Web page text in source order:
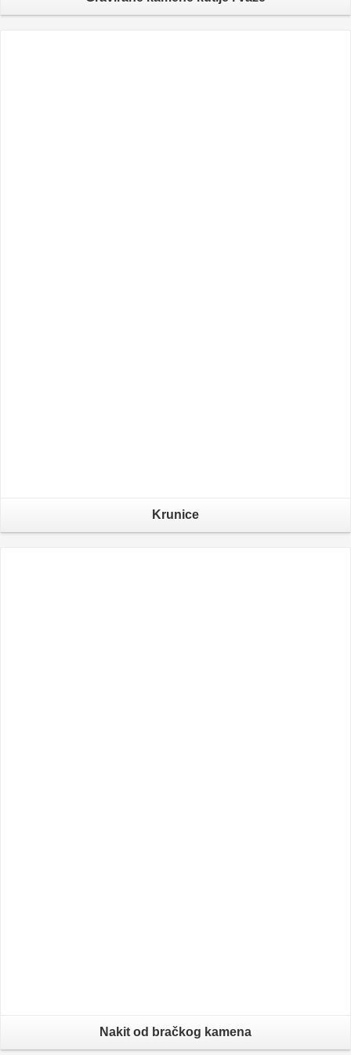
Krunice
Nakit od bračkog kamena